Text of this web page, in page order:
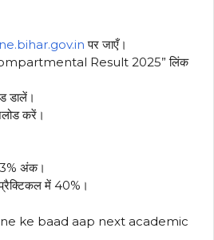
पर जाएँ।
Result 2025” लिंक
डालें।
करें।
अंक।
में 40%।
ke baad aap next academic